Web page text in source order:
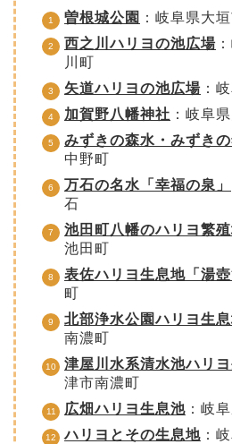
曽根城公園 ：岐阜県大
西之川ハリヨの池広場
川町
矢道ハリヨの池広場 ：
加賀野八幡神社 ：岐阜
みずきの森水・みずき
中野町
万石の名水「幸福の泉」
石
池田町八幡のハリヨ繁
池田町
表佐ハリヨ生息地「湯壺
町
北部浄水公園ハリヨ生
南濃町
津屋川水系清水池ハリ
津市南濃町
広畑ハリヨ生息池 ：岐
ハリヨとその生息地 ：